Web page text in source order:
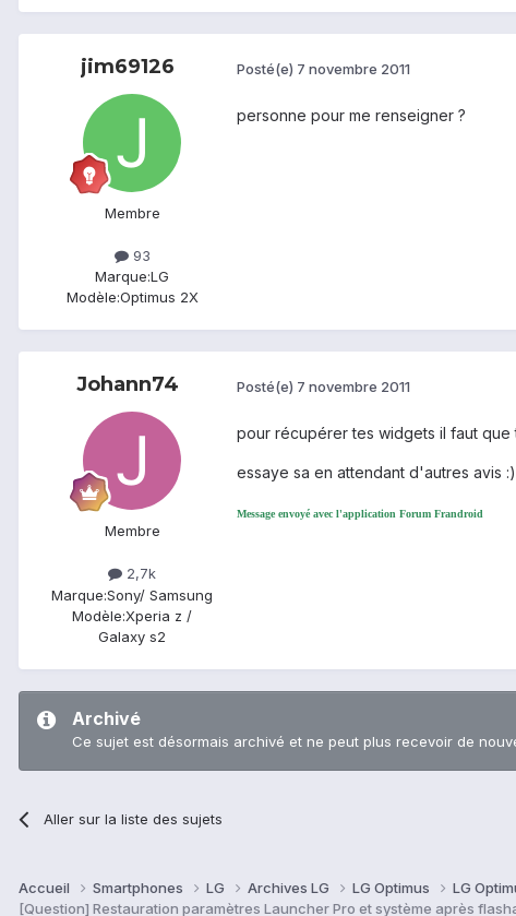
jim69126
Membre
93
Marque:LG
Modèle:Optimus 2X
Posté(e) 7 novembre 2011
personne pour me renseigner ?
Johann74
Membre
2,7k
Marque:Sony/ Samsung
Modèle:Xperia z /
Galaxy s2
Posté(e) 7 novembre 2011
pour récupérer tes widgets il faut que
essaye sa en attendant d'autres avis :)
Message envoyé avec l'application Forum Frandroid
Archivé
Ce sujet est désormais archivé et ne peut plus recevoir de
Aller sur la liste des sujets
Accueil Smartphones LG Archives LG LG Optimus LG
[Question] Restauration paramètres Launcher Pro et système après